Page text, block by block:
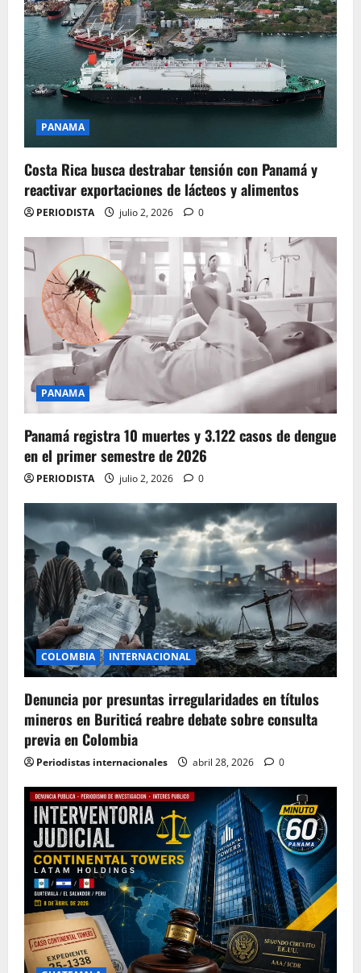
PANAMA
Costa Rica busca destrabar tensión con Panamá y
reactivar exportaciones de lácteos y alimentos
PERIODISTA julio 2, 2026 0
PANAMA
Panamá registra 10 muertes y 3.122 casos de dengue
en el primer semestre de 2026
PERIODISTA julio 2, 2026 0
COLOMBIA INTERNACIONAL
Denuncia por presuntas irregularidades en títulos
mineros en Buriticá reabre debate sobre consulta
previa en Colombia
Periodistas internacionales abril 28, 2026 0